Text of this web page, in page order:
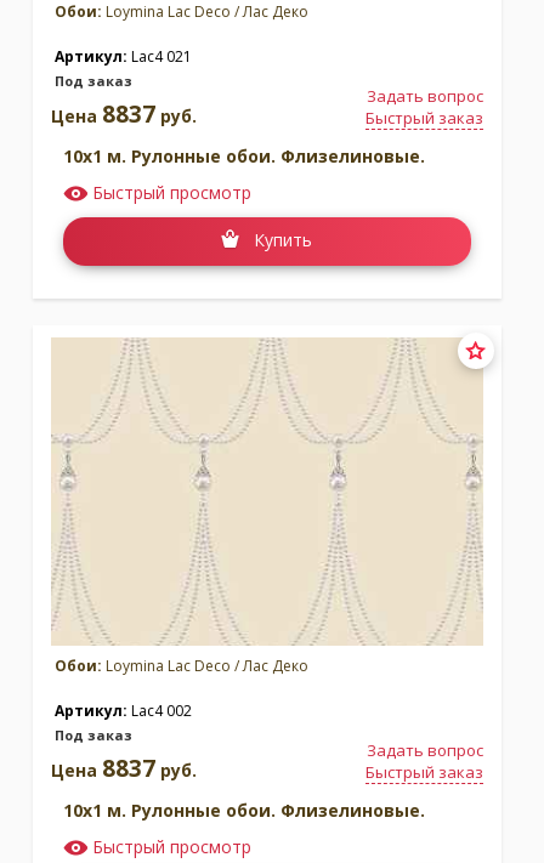
Обои: Loymina Lac Deco / Лас Деко
Артикул: Lac4 021
Под заказ
Задать вопрос
Быстрый заказ
Цена 8837 руб.
10x1 м. Рулонные обои. Флизелиновые.
Быстрый просмотр
Купить
Обои: Loymina Lac Deco / Лас Деко
Артикул: Lac4 002
Под заказ
Задать вопрос
Быстрый заказ
Цена 8837 руб.
10x1 м. Рулонные обои. Флизелиновые.
Быстрый просмотр